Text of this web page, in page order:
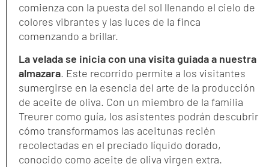
comienza con la puesta del sol llenando el cielo de
colores vibrantes y las luces de la finca
comenzando a brillar.
La velada se inicia con una visita guiada a nuestra
almazara. Este recorrido permite a los visitantes
sumergirse en la esencia del arte de la producción
de aceite de oliva. Con un miembro de la familia
Treurer como guía, los asistentes podrán descubrir
cómo transformamos las aceitunas recién
recolectadas en el preciado líquido dorado,
conocido como aceite de oliva virgen extra.